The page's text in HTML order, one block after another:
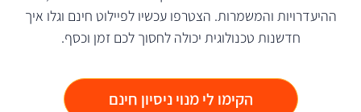
ההיעדרויות והמשמרות. הצטרפו עכשיו לפיילוט חינם וגלו איך
חדשנות טכנולוגית יכולה לחסוך לכם זמן וכסף.
הקימו לי מנוי ניסיון חינם